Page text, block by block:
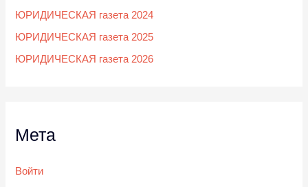
ЮРИДИЧЕСКАЯ газета 2024
ЮРИДИЧЕСКАЯ газета 2025
ЮРИДИЧЕСКАЯ газета 2026
Мета
Войти